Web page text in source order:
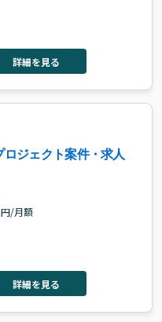
詳細を見る
ジェクト案件・求人
円/月額
詳細を見る